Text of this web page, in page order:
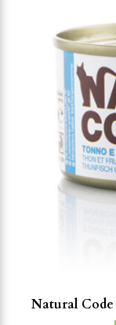
Natural Code